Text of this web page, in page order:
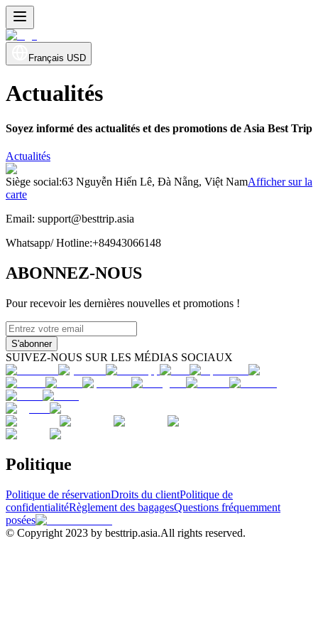
Français USD
Actualités
Soyez informé des actualités et des promotions de Asia Best Trip
Actualités
Siège social:63 Nguyễn Hiến Lê, Đà Nẵng, Việt NamAfficher sur la
carte
Email: support@besttrip.asia
Whatsapp/Hotline:+84943066148
ABONNEZ-NOUS
Pour recevoir les dernières nouvelles et promotions !
S'abonner
SUIVEZ-NOUS SUR LES MÉDIAS SOCIAUX
Politique
Politique de réservationDroits du clientPolitique de
confidentialitéRèglement des bagagesQuestions fréquemment
posées
© Copyright 2023 by besttrip.asia.All rights reserved.